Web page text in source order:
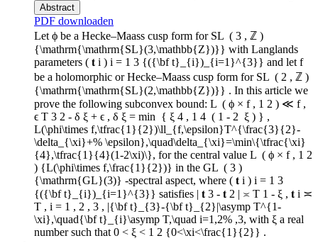
Abstract
PDF downloaden
Let ϕ be a Hecke–Maass cusp form for SL ⁢ ( 3 , ℤ )
{\mathrm{\mathrm{SL}(3,\mathbb{Z})}} with Langlands
parameters ( 𝐭 i ) i = 1 3 {({\bf t}_{i})_{i=1}^{3}} and let f
be a holomorphic or Hecke–Maass cusp form for SL ⁢ ( 2 , ℤ )
{\mathrm{\mathrm{SL}(2,\mathbb{Z})}} . In this article we
prove the following subconvex bound: L ⁢ ( ϕ × f , 1 2 ) ≪ f ,
ϵ T 3 2 - δ ξ + ϵ , δ ξ = min ⁡ { ξ 4 , 1 4 ⁢ ( 1 - 2 ⁢ ξ ) } ,
L(\phi\times f,\tfrac{1}{2})\ll_{f,\epsilon}T^{\frac{3}{2}-
\delta_{\xi}+% \epsilon},\quad\delta_{\xi}=\min\{\tfrac{\xi}
{4},\tfrac{1}{4}(1-2\xi)\}, for the central value L ⁢ ( ϕ × f , 1 2
) {L(\phi\times f,\frac{1}{2})} in the GL ⁢ ( 3 )
{\mathrm{GL}(3)} -spectral aspect, where ( 𝐭 i ) i = 1 3
{({\bf t}_{i})_{i=1}^{3}} satisfies | 𝐭 3 - 𝐭 2 | ≍ T 1 - ξ , 𝐭 i ≍
T , i = 1 , 2 , 3 , |{\bf t}_{3}-{\bf t}_{2}|\asymp T^{1-
\xi},\quad{\bf t}_{i}\asymp T,\quad i=1,2% ,3, with ξ a real
number such that 0 < ξ < 1 2 {0<\xi<\frac{1}{2}} .